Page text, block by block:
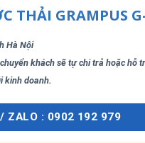
THẢI GRAMPUS
Hà Nội
khách sẽ tự chi trả hoặc hỗ
kinh doanh.
ZALO : 0902 192 979